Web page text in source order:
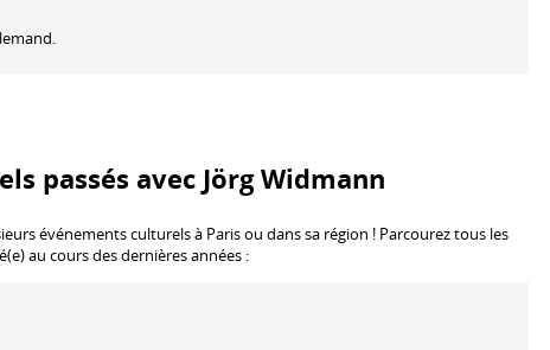
passés avec Jörg Widmann
événements culturels à Paris ou dans sa région ! Parcourez tous les
au cours des dernières années :